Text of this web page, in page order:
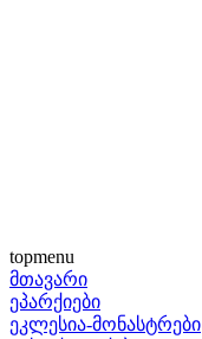
topmenu
მთავარი
ეპარქიები
ეკლესია-მონასტრები